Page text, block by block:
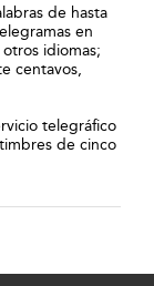
de hasta
en
idiomas;
centavos,
telegráfico
de cinco